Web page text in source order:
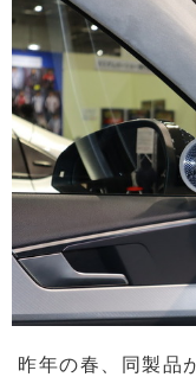
昨年の春、同製品